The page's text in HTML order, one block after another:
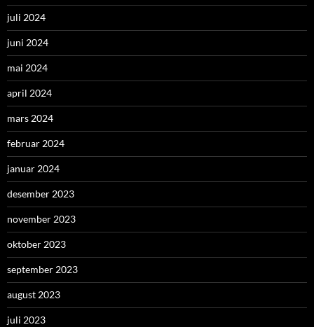
juli 2024
juni 2024
mai 2024
april 2024
mars 2024
februar 2024
januar 2024
desember 2023
november 2023
oktober 2023
september 2023
august 2023
juli 2023